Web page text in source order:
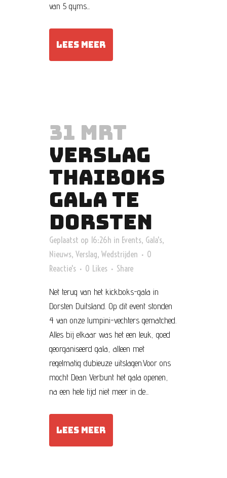
van 5 gyms...
LEES MEER
31 MRT
VERSLAG
THAIBOKS
GALA TE
DORSTEN
Geplaatst op 16:26h in Events, Gala's,
Nieuws, Verslag, Wedstrijden
0
Reactie's
0 Likes Share
Net terug van het kickboks-gala in
Dorsten Duitsland. Op dit event stonden
4 van onze lumpini-vechters gematched.
Alles bij elkaar was het een leuk, goed
georganiseerd gala, alleen met
regelmatig dubieuze uitslagen.Voor ons
mocht Dean Verbunt het gala openen,
na een hele tijd niet meer in de...
LEES MEER